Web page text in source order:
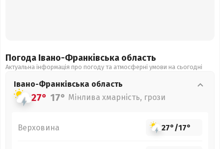
Погода Івано-Франківська область
Актуальна інформація про погоду та атмосферні умови на сьогодні
Івано-Франківська область
27° 17° Мінлива хмарність, грози
Верховина 27°/17°